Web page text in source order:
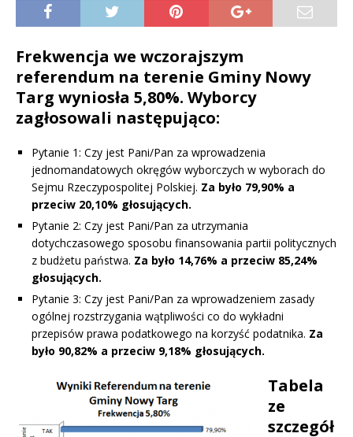
Frekwencja we wczorajszym
referendum na terenie Gminy Nowy
Targ wyniosła 5,80%. Wyborcy
zagłosowali następująco:
Pytanie 1: Czy jest Pani/Pan za wprowadzenia
jednomandatowych okręgów wyborczych w wyborach do
Sejmu Rzeczypospolitej Polskiej. Za było 79,90% a
przeciw 20,10% głosujących.
Pytanie 2: Czy jest Pani/Pan za utrzymania
dotychczasowego sposobu finansowania partii politycznych
z budżetu państwa. Za było 14,76% a przeciw 85,24%
głosujących.
Pytanie 3: Czy jest Pani/Pan za wprowadzeniem zasady
ogólnej rozstrzygania wątpliwości co do wykładni
przepisów prawa podatkowego na korzyść podatnika. Za
było 90,82% a przeciw 9,18% głosujących.
Tabela
ze
szczegół